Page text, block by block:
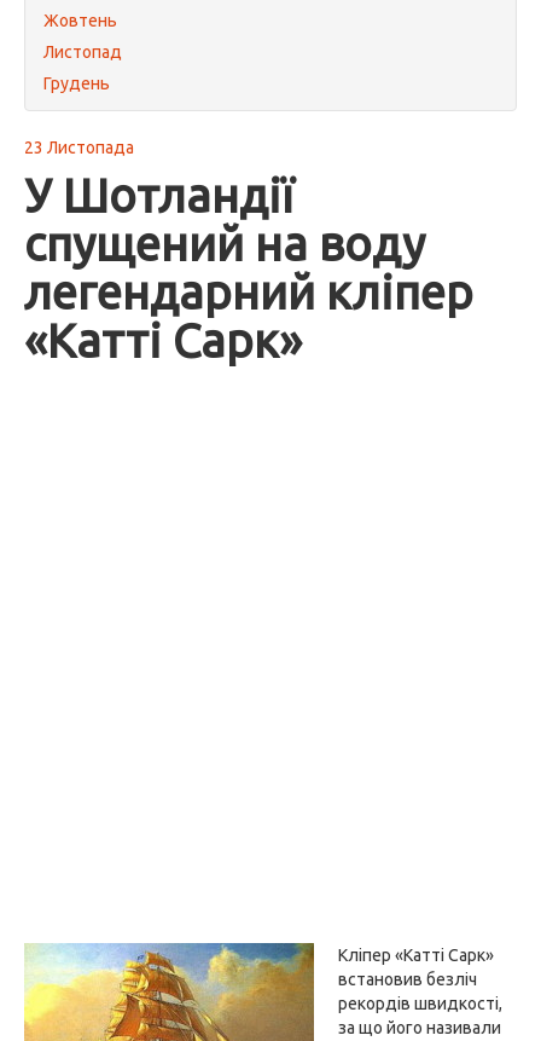
Жовтень
Листопад
Грудень
23 Листопада
У Шотландії
спущений на воду
легендарний кліпер
«Катті Сарк»
Кліпер «Катті Сарк»
встановив безліч
рекордів швидкості,
за що його називали